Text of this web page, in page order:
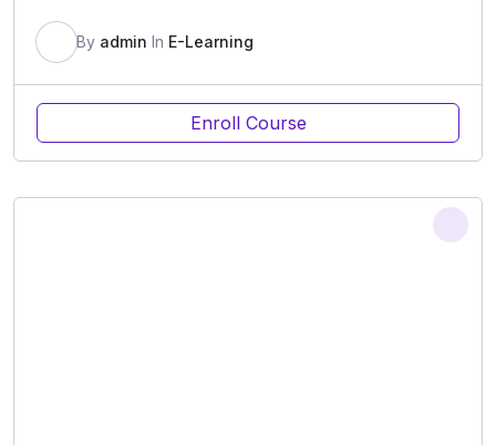
By admin In E-Learning
Enroll Course